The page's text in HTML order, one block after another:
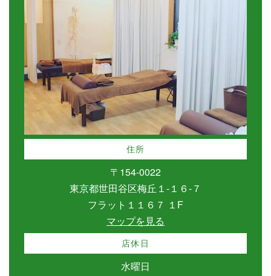
住所
〒154-0022
東京都世田谷区梅丘１-１６-７
フラット１１６７ １F
マップを見る
店休日
水曜日